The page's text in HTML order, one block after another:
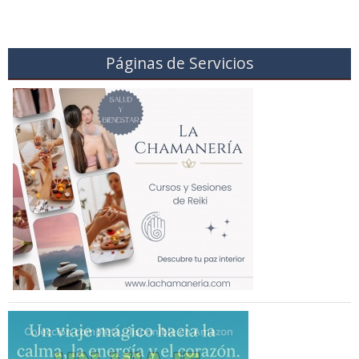
Páginas de Servicios